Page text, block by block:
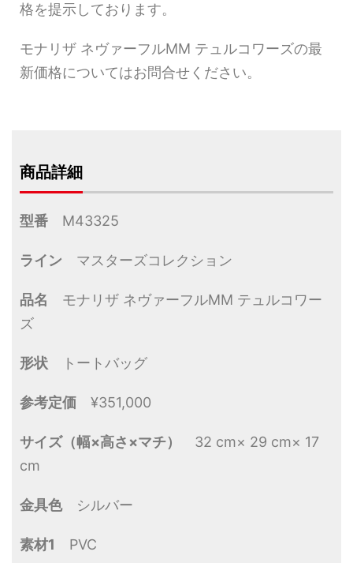
格を提示しております。
モナリザ ネヴァーフルMM テュルコワーズの最
新価格についてはお問合せください。
商品詳細
型番 M43325
ライン マスターズコレクション
品名 モナリザ ネヴァーフルMM テュルコワー
ズ
形状 トートバッグ
参考定価 ¥351,000
サイズ（幅×高さ×マチ） 32 cm× 29 cm× 17
cm
金具色シルバー
素材1 PVC